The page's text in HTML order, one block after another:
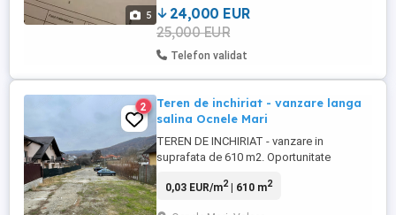
5
investiție pe termen ...
24,000 EUR
25,000 EUR
Telefon validat
2
Teren de inchiriat - vanzare langa
salina Ocnele Mari
TEREN DE INCHIRIAT - vanzare in
suprafata de 610 m2. Oportunitate
depozitare,supermarket,etc) inchiriere pe
0,03 EUR/m2| 610 m2